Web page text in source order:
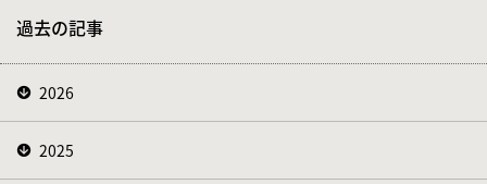
過去の記事
2026
2025